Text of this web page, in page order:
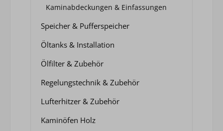
Kaminabdeckungen & Einfassungen
Speicher & Pufferspeicher
Öltanks & Installation
Ölfilter & Zubehör
Regelungstechnik & Zubehör
Lufterhitzer & Zubehör
Kaminöfen Holz